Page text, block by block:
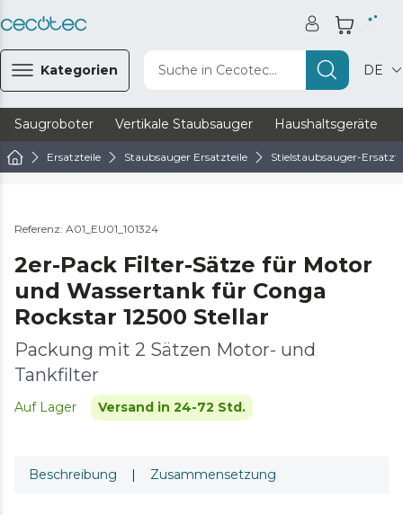
Kategorien Suche in Cecotec... DE
Saugroboter Vertikale Staubsauger Haushaltsgeräte
Ersatzteile Staubsauger Ersatzteile Stielstaubsauger-
Referenz: A01_EU01_101324
2er-Pack Filter-Sätze für Motor
und Wassertank für Conga
Rockstar 12500 Stellar
Packung mit 2 Sätzen Motor- und
Tankfilter
Auf Lager Versand in 24-72 Std.
Beschreibung | Zusammensetzung